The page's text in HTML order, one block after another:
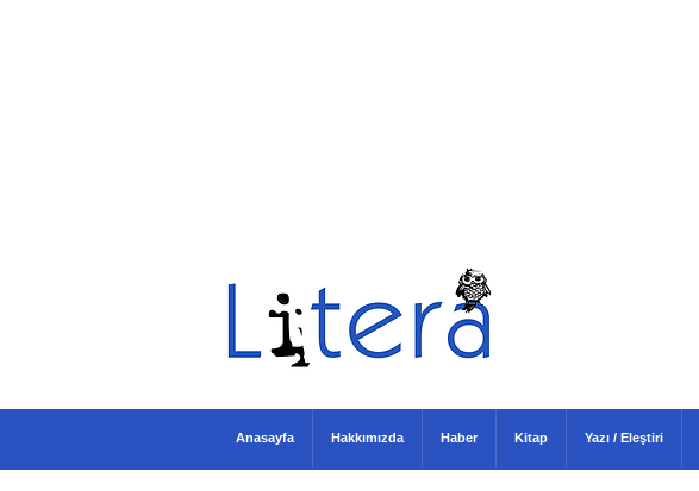
Anasayfa Hakkımızda Haber Kitap Yazı / Eleştiri